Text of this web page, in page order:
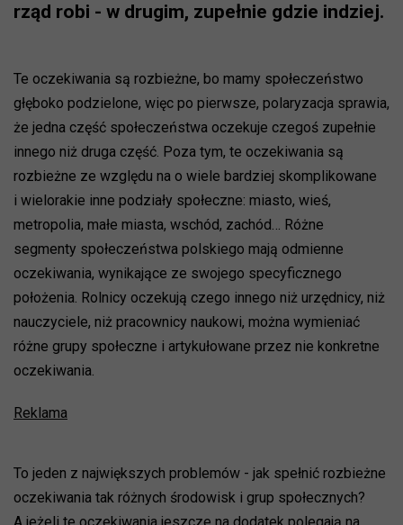
rząd robi - w drugim, zupełnie gdzie indziej.
Te oczekiwania są rozbieżne, bo mamy społeczeństwo
głęboko podzielone, więc po pierwsze, polaryzacja sprawia,
że jedna część społeczeństwa oczekuje czegoś zupełnie
innego niż druga część. Poza tym, te oczekiwania są
rozbieżne ze względu na o wiele bardziej skomplikowane
i wielorakie inne podziały społeczne: miasto, wieś,
metropolia, małe miasta, wschód, zachód… Różne
segmenty społeczeństwa polskiego mają odmienne
oczekiwania, wynikające ze swojego specyficznego
położenia. Rolnicy oczekują czego innego niż urzędnicy, niż
nauczyciele, niż pracownicy naukowi, można wymieniać
różne grupy społeczne i artykułowane przez nie konkretne
oczekiwania.
Reklama
To jeden z największych problemów - jak spełnić rozbieżne
oczekiwania tak różnych środowisk i grup społecznych?